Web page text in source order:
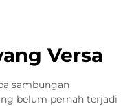
Versa
sambungan
belum pernah terjadi